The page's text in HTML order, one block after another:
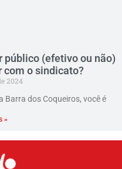
público (efetivo ou não)
com o sindicato?
2024
Barra dos Coqueiros, você é
»